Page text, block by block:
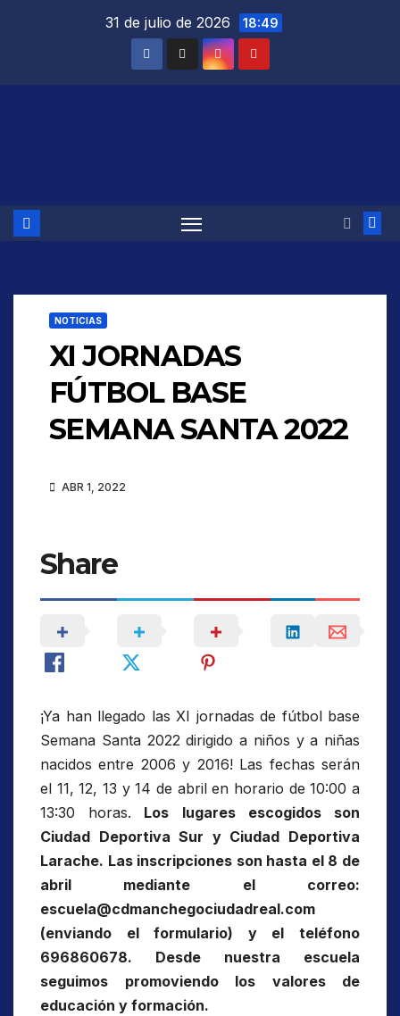
31 de julio de 2026 18:49
NOTICIAS
XI JORNADAS
FÚTBOL BASE
SEMANA SANTA 2022
ABR 1, 2022
Share
¡Ya han llegado las XI jornadas de fútbol base
Semana Santa 2022 dirigido a niños y a niñas
nacidos entre 2006 y 2016! Las fechas serán
el 11, 12, 13 y 14 de abril en horario de 10:00 a
13:30 horas. Los lugares escogidos son
Ciudad Deportiva Sur y Ciudad Deportiva
Larache. Las inscripciones son hasta el 8 de
abril mediante el correo:
escuela@cdmanchegociudadreal.com
(enviando el formulario) y el teléfono
696860678. Desde nuestra escuela
seguimos promoviendo los valores de
educación y formación.